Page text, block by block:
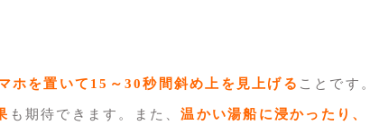
ホを置いて15～30秒間斜め上を見上げる ことです。
も期待できます。また、温かい湯船に浸かったり、